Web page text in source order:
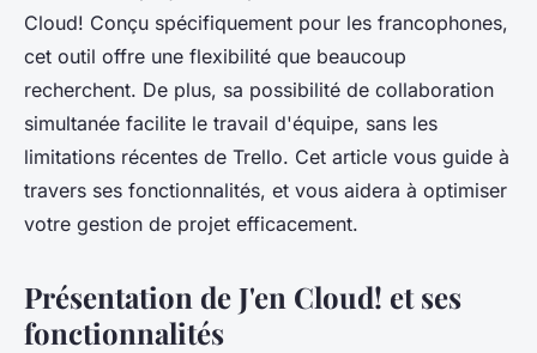
Cloud! Conçu spécifiquement pour les francophones,
cet outil offre une flexibilité que beaucoup
recherchent. De plus, sa possibilité de collaboration
simultanée facilite le travail d'équipe, sans les
limitations récentes de Trello. Cet article vous guide à
travers ses fonctionnalités, et vous aidera à optimiser
votre gestion de projet efficacement.
Présentation de J'en Cloud! et ses
fonctionnalités